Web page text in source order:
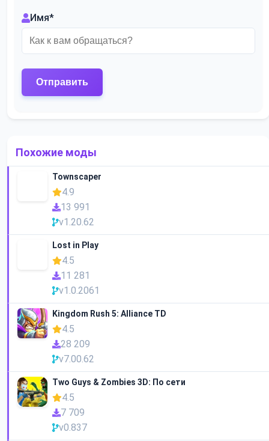
Имя*
Похожие моды
Townscaper
4.9
13 991
v1.20.62
Lost in Play
4.5
11 281
v1.0.2061
Kingdom Rush 5: Alliance TD
4.5
28 209
v7.00.62
Two Guys & Zombies 3D: По сети
4.5
7 709
v0.837